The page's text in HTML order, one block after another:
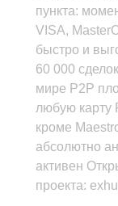
пункта:
VISA,
быстро и
60 000
мире P2P
любую
кроме
абсолютно
активен
проекта: